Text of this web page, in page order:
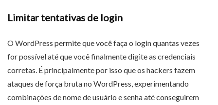
Limitar tentativas de login
O WordPress permite que você faça o login quantas vezes
for possível até que você finalmente digite as credenciais
corretas. É principalmente por isso que os hackers fazem
ataques de força bruta no WordPress, experimentando
combinações de nome de usuário e senha até conseguirem